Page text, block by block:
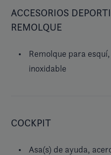
ACCESORIOS
REMOLQUE
Remolque para
inoxidable
COCKPIT
Asa(s) de ayuda,